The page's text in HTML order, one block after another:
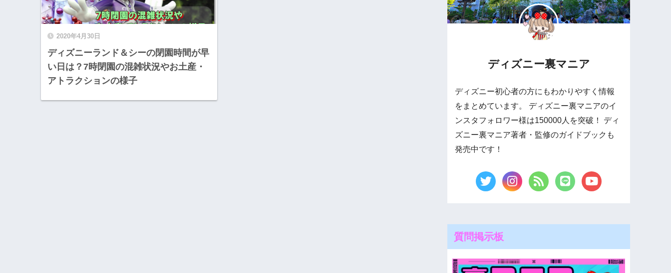
2020年4月30日
ディズニーランド＆シーの閉園時間が早
い日は？7時閉園の混雑状況やお土産・
アトラクションの様子
ディズニー裏マニア
ディズニー初心者の方にもわかりやすく情報
をまとめています。 ディズニー裏マニアのイ
ンスタフォロワー様は150000人を突破！ ディ
ズニー裏マニア著者・監修のガイドブックも
発売中です！
質問掲示板